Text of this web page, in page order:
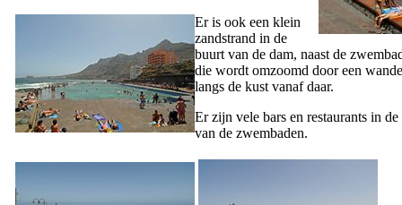
Er is ook een klein
zandstrand in de
buurt van de dam, naast de
die wordt omzoomd door een
langs de kust vanaf daar.
Er zijn vele bars en restaurants in
van de zwembaden.